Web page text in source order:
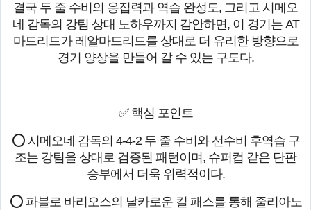
결국 두 줄 수비의 응집력과 역습 완성도, 그리고 시메오
네 감독의 강팀 상대 노하우까지 감안하면, 이 경기는 AT
마드리드가 레알마드리드를 상대로 더 유리한 방향으로
경기 양상을 만들어 갈 수 있는 구도다.
✅ 핵심 포인트
⭕ 시메오네 감독의 4-4-2 두 줄 수비와 선수비 후역습 구
조는 강팀을 상대로 검증된 패턴이며, 슈퍼컵 같은 단판
승부에서 더욱 위력적이다.
⭕ 파블로 바리오스의 날카로운 킬 패스를 통해 줄리아노